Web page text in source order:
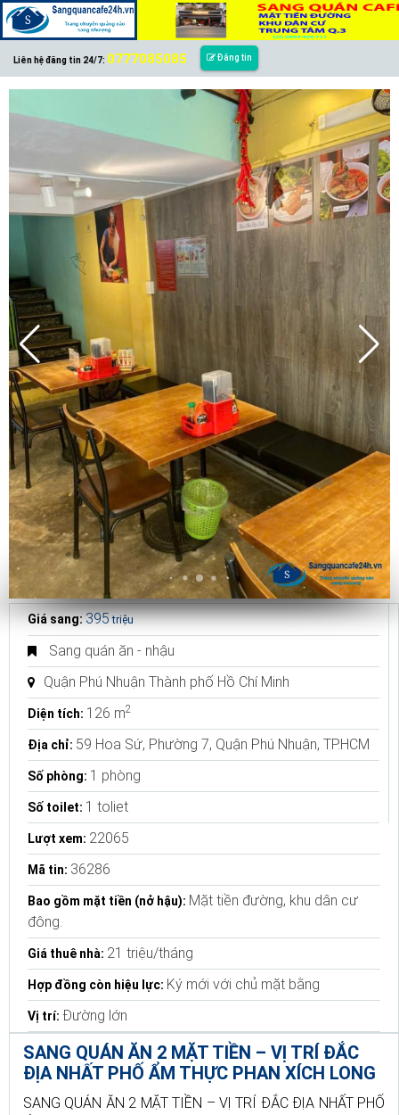
Liên hệ đăng tin 24/7: 0777085085 Đăng tin
Giá sang:395triệu
Sang quán ăn - nhậu
Quận Phú Nhuận Thành phố Hồ Chí Minh
Diện tích: 126 m2
Địa chỉ: 59 Hoa Sứ, Phường 7, Quận Phú Nhuận, TP.HCM
Số phòng: 1 phòng
Số toilet: 1 toliet
Lượt xem: 22065
Mã tin: 36286
Bao gồm mặt tiền (nở hậu): Mặt tiền đường, khu dân cư
đông.
Giá thuê nhà: 21 triệu/tháng
Hợp đồng còn hiệu lực: Ký mới với chủ mặt bằng
Vị trí: Đường lớn
SANG QUÁN ĂN 2 MẶT TIỀN – VỊ TRÍ ĐẮC
ĐỊA NHẤT PHỐ ẨM THỰC PHAN XÍCH LONG
SANG QUÁN ĂN 2 MẶT TIỀN – VỊ TRÍ ĐẮC ĐỊA NHẤT PHỐ